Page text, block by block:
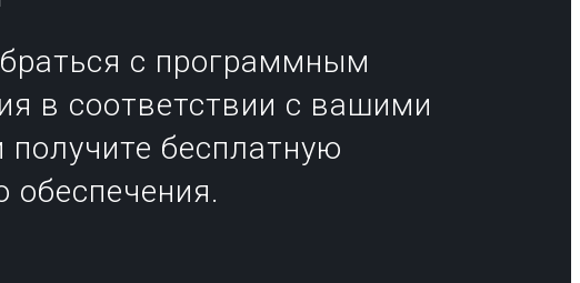
с программным
в соответствии с вашими
бесплатную